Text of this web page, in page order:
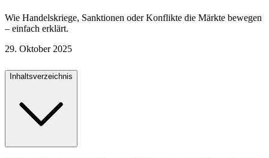
Wie Handelskriege, Sanktionen oder Konflikte die Märkte bewegen
– einfach erklärt.
29. Oktober 2025
Inhaltsverzeichnis